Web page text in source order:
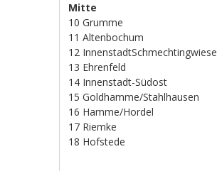
Mitte
10 Grumme
11 Altenbochum
12 InnenstadtSchmechtingwiese
13 Ehrenfeld
14 Innenstadt-Südost
15 Goldhamme/Stahlhausen
16 Hamme/Hordel
17 Riemke
18 Hofstede